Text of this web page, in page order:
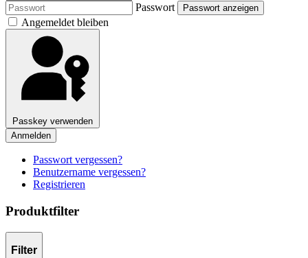
Passwort
Passwort anzeigen
Angemeldet bleiben
Passkey verwenden
Anmelden
Passwort vergessen?
Benutzername vergessen?
Registrieren
Produktfilter
Filter